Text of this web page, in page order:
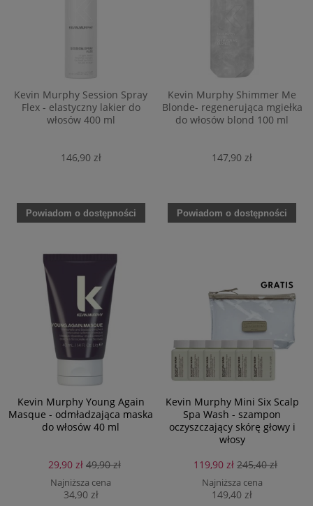
Kevin Murphy Session Spray
Flex - elastyczny lakier do
włosów 400 ml
146,90 zł
Powiadom o dostępności
Kevin Murphy Shimmer Me
Blonde- regenerująca mgiełka
do włosów blond 100 ml
147,90 zł
Powiadom o dostępności
Kevin Murphy Young Again
Masque - odmładzająca maska
do włosów 40 ml
29,90 zł 49,90 zł
Najniższa cena
34,90 zł
Kevin Murphy Mini Six Scalp
Spa Wash - szampon
oczyszczający skórę głowy i
włosy
119,90 zł 245,40 zł
Najniższa cena
149,40 zł